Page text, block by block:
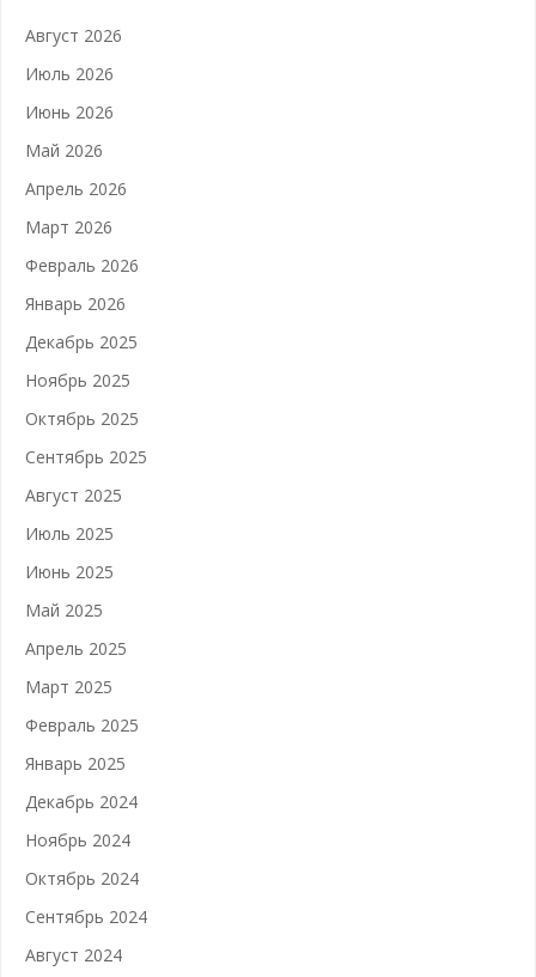
Август 2026
Июль 2026
Июнь 2026
Май 2026
Апрель 2026
Март 2026
Февраль 2026
Январь 2026
Декабрь 2025
Ноябрь 2025
Октябрь 2025
Сентябрь 2025
Август 2025
Июль 2025
Июнь 2025
Май 2025
Апрель 2025
Март 2025
Февраль 2025
Январь 2025
Декабрь 2024
Ноябрь 2024
Октябрь 2024
Сентябрь 2024
Август 2024